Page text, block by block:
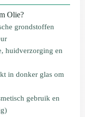
Olie?
grondstoffen
huidverzorging en
in donker glas om
gebruik en